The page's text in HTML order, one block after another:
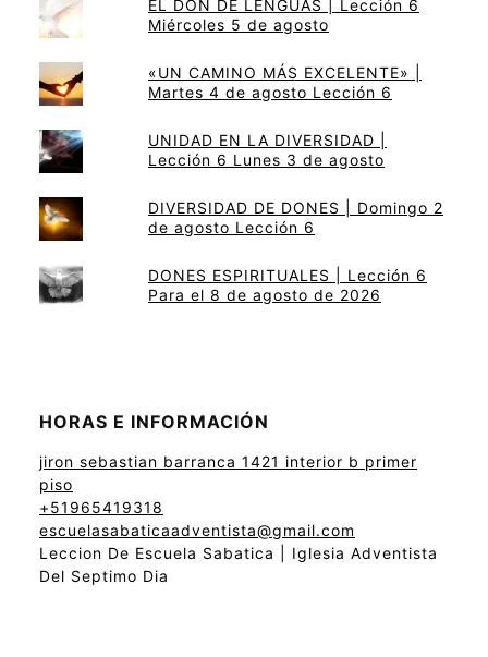
EL DON DE LENGUAS | Lección 6
Miércoles 5 de agosto
«UN CAMINO MÁS EXCELENTE» |
Martes 4 de agosto Lección 6
UNIDAD EN LA DIVERSIDAD |
Lección 6 Lunes 3 de agosto
DIVERSIDAD DE DONES | Domingo 2
de agosto Lección 6
DONES ESPIRITUALES | Lección 6
Para el 8 de agosto de 2026
HORAS E INFORMACIÓN
jiron sebastian barranca 1421 interior b primer
piso
+51965419318
escuelasabaticaadventista@gmail.com
Leccion De Escuela Sabatica | Iglesia Adventista
Del Septimo Dia